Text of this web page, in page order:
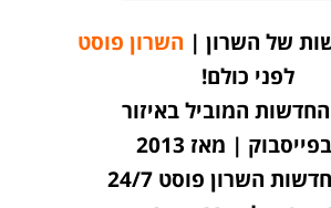
של השרון | השרון פוסט
לפני כולם!
המוביל באיזור
| מאז 2013
השרון פוסט 24/7